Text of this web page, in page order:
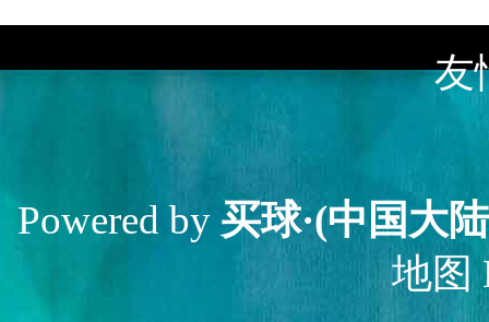
友
Powered by 买球·(中国大
地图